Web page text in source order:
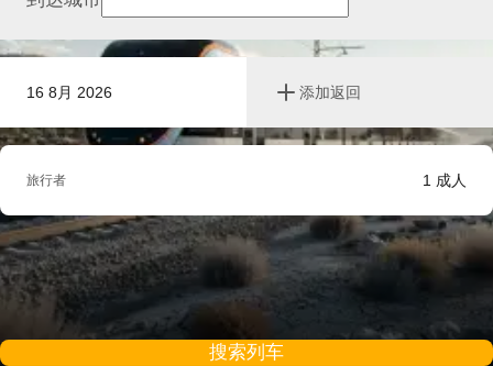
16 8月 2026 添加返回
旅行者 1 成人
搜索列车